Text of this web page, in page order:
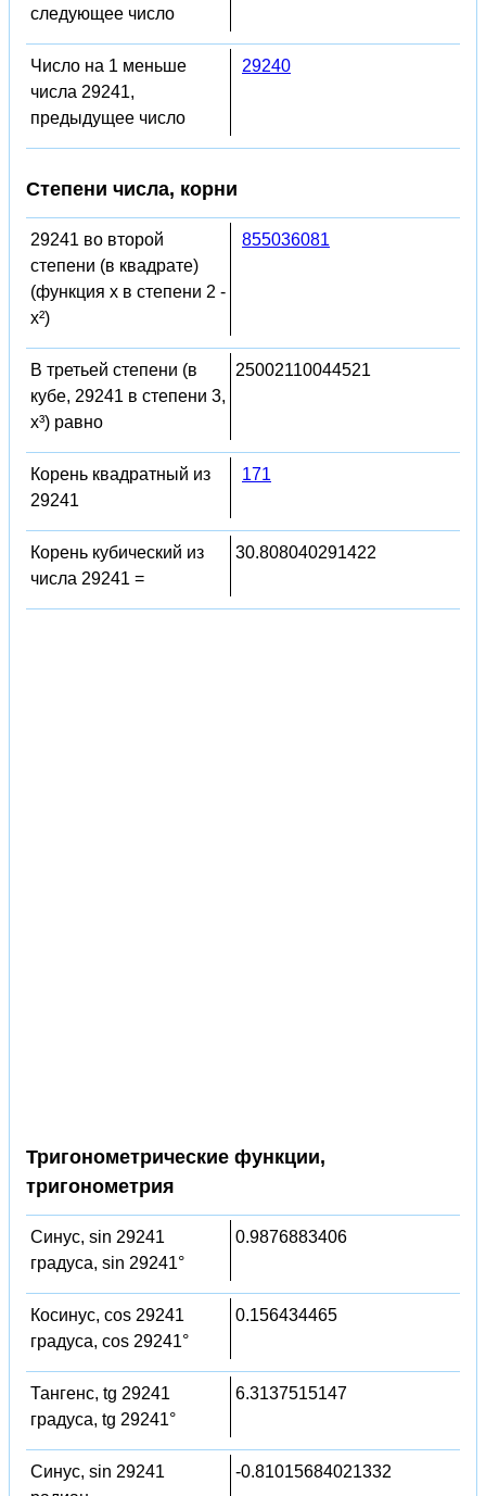
следующее число
Число на 1 меньше
числа 29241,
предыдущее число
29240
Степени числа, корни
29241 во второй
степени (в квадрате)
(функция x в степени 2 -
x²)
855036081
В третьей степени (в
кубе, 29241 в степени 3,
x³) равно
25002110044521
Корень квадратный из
29241
171
Корень кубический из
числа 29241 =
30.808040291422
Тригонометрические функции,
тригонометрия
Синус, sin 29241
градуса, sin 29241°
0.9876883406
Косинус, cos 29241
градуса, cos 29241°
0.156434465
Тангенс, tg 29241
градуса, tg 29241°
6.3137515147
Синус, sin 29241
-0.81015684021332